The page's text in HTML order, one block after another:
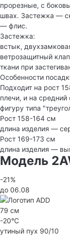
прорезные, с
швах. Застежка —
— флис.
Застежка:
встык,
ветрозащитный
ткани при
Особенности
Подходит на рост
плечи, и на
фигуру типа
Рост 158-164 см
длина изделия —
Рост 169-173 см
длина изделия —
Модель
-21%
до 06.08
79 см
-20°C
утиный пух 90/10